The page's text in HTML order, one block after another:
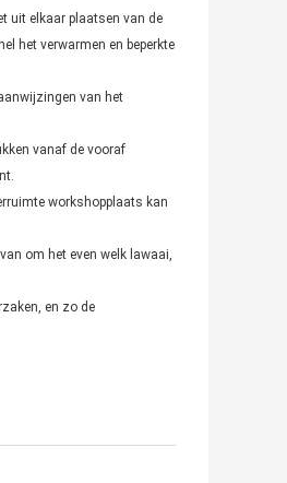
uit elkaar plaatsen van de
het verwarmen en beperkte
van het
vanaf de vooraf
workshopplaats kan
om het even welk lawaai,
en zo de